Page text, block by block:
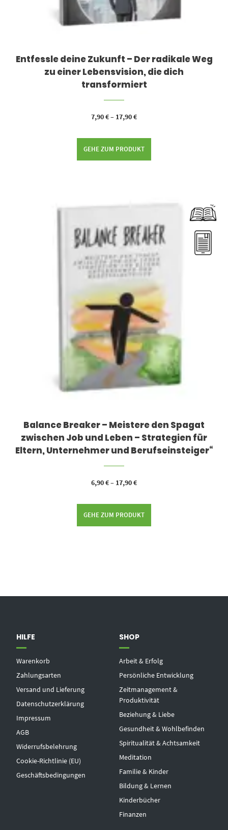
Entfessle deine Zukunft – Der radikale Weg
zu einer Lebensvision, die dich
transformiert
7,90€– 17,90€
GEHE ZUM PRODUKT
Balance Breaker – Meistere den Spagat
zwischen Job und Leben – Strategien für
Eltern, Unternehmer und Berufseinsteiger“
6,90€– 17,90€
GEHE ZUM PRODUKT
HILFE
Warenkorb
Zahlungsarten
Versand und Lieferung
Datenschutzerklärung
Impressum
AGB
Widerrufsbelehrung
Cookie-Richtlinie (EU)
Geschäftsbedingungen
SHOP
Arbeit & Erfolg
Persönliche Entwicklung
Zeitmanagement &
Produktivität
Beziehung & Liebe
Gesundheit & Wohlbefinden
Spiritualität & Achtsamkeit
Meditation
Familie & Kinder
Bildung & Lernen
Kinderbücher
Finanzen